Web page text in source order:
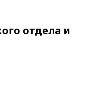
отдела и